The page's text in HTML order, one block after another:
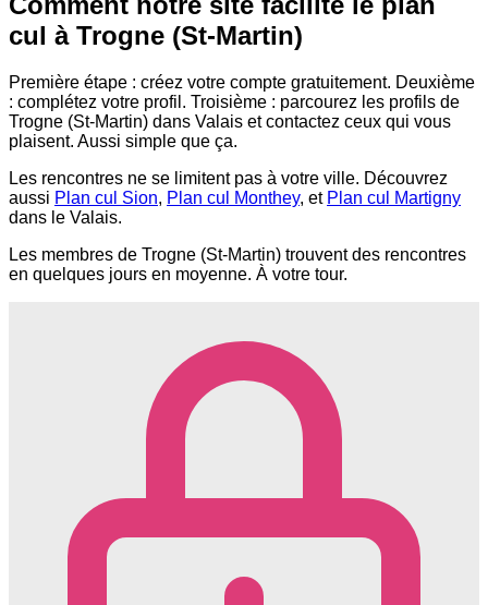
cul à Trogne (St-Martin)
Première étape : créez votre compte gratuitement. Deuxième
: complétez votre profil. Troisième : parcourez les profils de
Trogne (St-Martin) dans Valais et contactez ceux qui vous
plaisent. Aussi simple que ça.
Les rencontres ne se limitent pas à votre ville. Découvrez
aussi Plan cul Sion, Plan cul Monthey, et Plan cul Martigny
dans le Valais.
Les membres de Trogne (St-Martin) trouvent des rencontres
en quelques jours en moyenne. À votre tour.